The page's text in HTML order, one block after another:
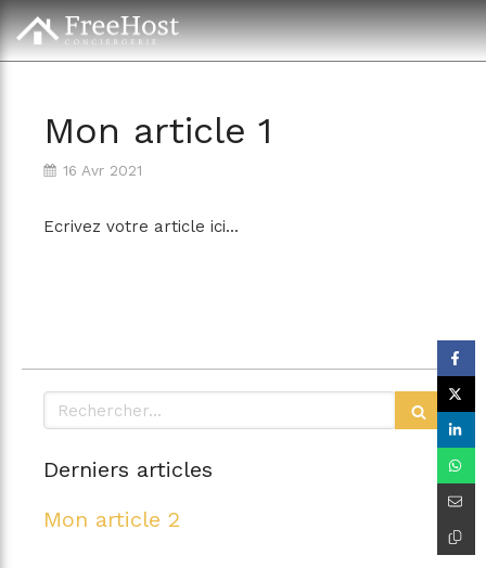
Mon article 1
16 Avr 2021
Ecrivez votre article ici...
Rechercher
Derniers articles
Mon article 2